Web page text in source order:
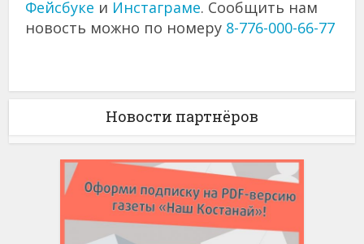
Фейсбуке и Инстаграме. Сообщить нам
новость можно по номеру 8-776-000-66-77
Новости партнёров